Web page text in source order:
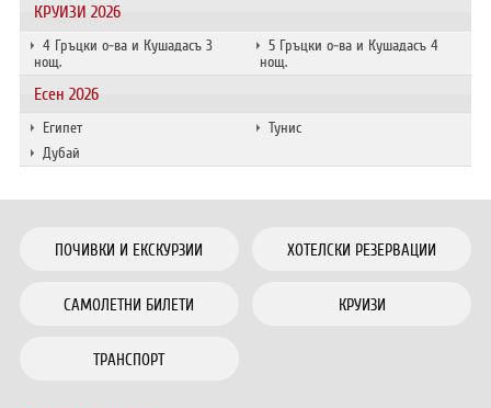
КРУИЗИ 2026
4 Гръцки о-ва и Кушадасъ 3
нощ.
5 Гръцки о-ва и Кушадасъ 4
нощ.
Есен 2026
Египет
Тунис
Дубай
ПОЧИВКИ И ЕКСКУРЗИИ ХОТЕЛСКИ РЕЗЕРВАЦИИ
САМОЛЕТНИ БИЛЕТИ КРУИЗИ
ТРАНСПОРТ